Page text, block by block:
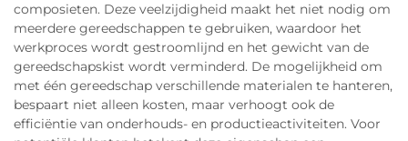
composieten. Deze veelzijdigheid maakt het niet nodig om
meerdere gereedschappen te gebruiken, waardoor het
werkproces wordt gestroomlijnd en het gewicht van de
gereedschapskist wordt verminderd. De mogelijkheid om
met één gereedschap verschillende materialen te hanteren,
bespaart niet alleen kosten, maar verhoogt ook de
efficiëntie van onderhouds- en productieactiviteiten. Voor